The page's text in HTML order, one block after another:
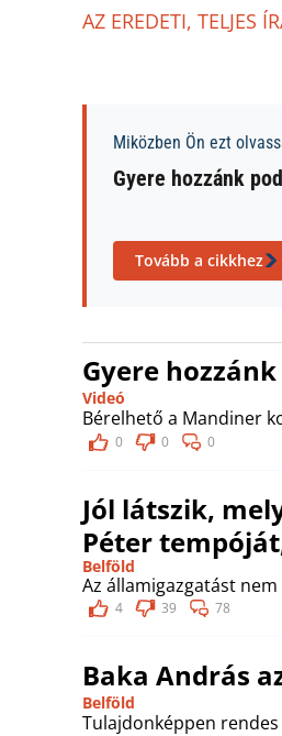
AZ EREDETI, TELJES
Miközben Ön ezt
Gyere hozzánk
Tovább a cikkhez
Gyere
Videó
Bérelhető a Mandiner
0 0 0
Jól látszik,
Péter
Belföld
Az államigazgatást
4 39 78
Baka András
Belföld
Tulajdonképpen